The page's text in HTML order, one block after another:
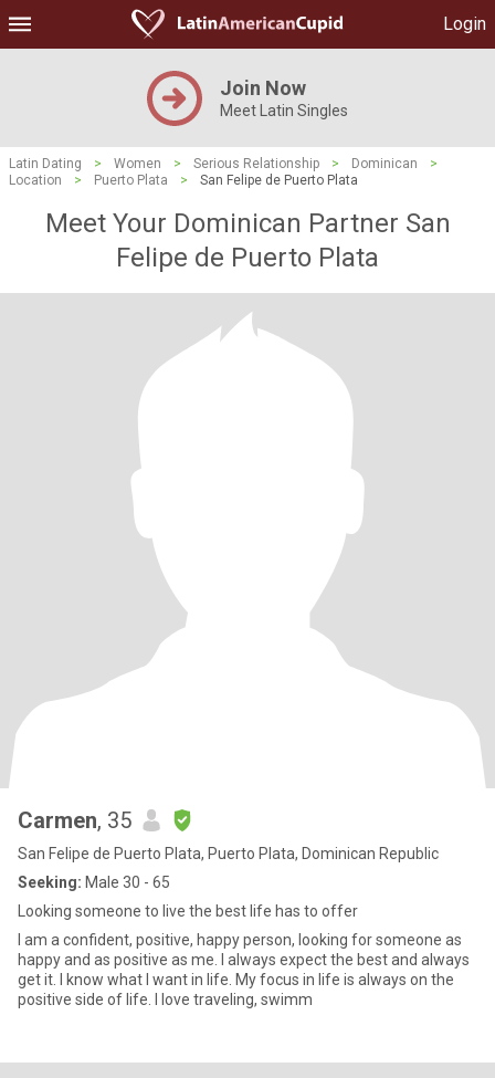
Login
Join Now
Meet Latin Singles
Latin Dating > Women > Serious Relationship > Dominican
>
Location
> Puerto Plata > San Felipe de Puerto Plata
Meet Your Dominican Partner San
Felipe de Puerto Plata
Carmen, 35
San Felipe de Puerto Plata, Puerto Plata, Dominican Republic
Seeking: Male 30 - 65
Looking someone to live the best life has to offer
I am a confident, positive, happy person, looking for someone as
happy and as positive as me. I always expect the best and always
get it. I know what I want in life. My focus in life is always on the
positive side of life. I love traveling, swimm